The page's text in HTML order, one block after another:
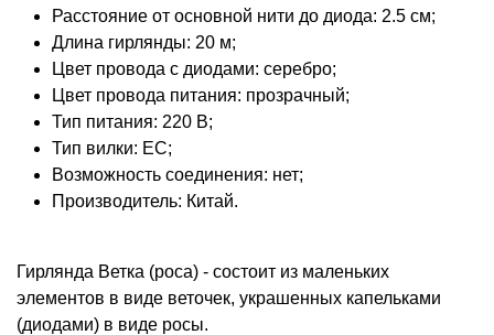
Расстояние от основной нити до диода: 2.5 см;
Длина гирлянды: 20 м;
Цвет провода с диодами: серебро;
Цвет провода питания: прозрачный;
Тип питания: 220 В;
Тип вилки: ЕС;
Возможность соединения: нет;
Производитель: Китай.
Гирлянда Ветка (роса) - состоит из маленьких
элементов в виде веточек, украшенных капельками
(диодами) в виде росы.